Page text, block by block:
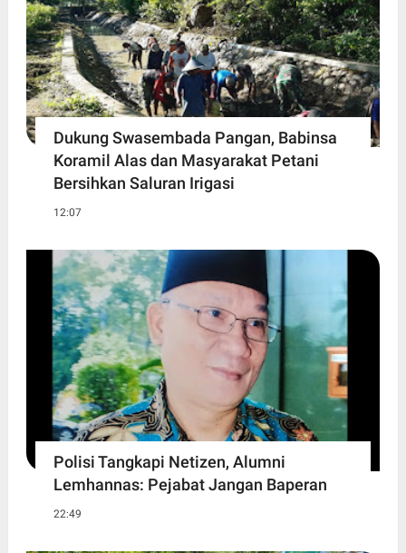
Dukung Swasembada Pangan, Babinsa
Koramil Alas dan Masyarakat Petani
Bersihkan Saluran Irigasi
12:07
Polisi Tangkapi Netizen, Alumni
Lemhannas: Pejabat Jangan Baperan
22:49